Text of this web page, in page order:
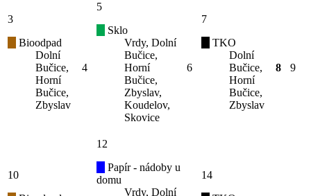
3
Bioodpad
Dolní
Bučice,
Horní
Bučice,
Zbyslav
4
5
Sklo
Vrdy, Dolní
Bučice,
Horní
Bučice,
Zbyslav,
Koudelov,
Skovice
6
7
TKO
Dolní
Bučice,
Horní
Bučice,
Zbyslav
8 9
10
12
Papír - nádoby u
domu
Vrdy, Dolní
14